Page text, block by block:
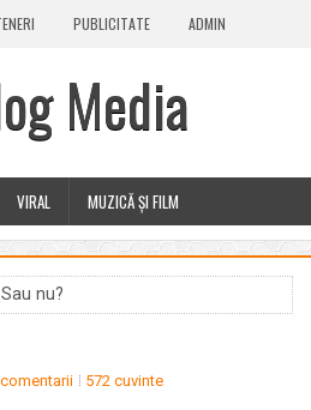
PUBLICITATE ADMIN
Media
VIRAL
MUZICĂ ȘI FILM
POST PLUS
nu?
572 cuvinte